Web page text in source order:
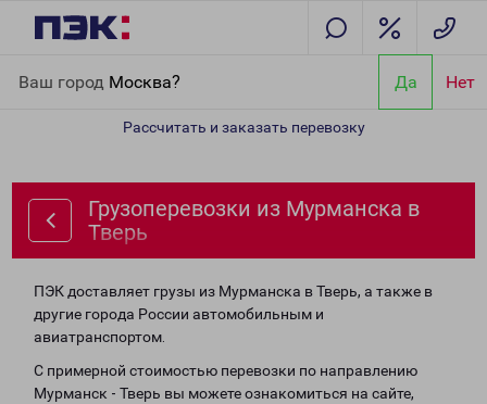
Ваш город Москва? Да Нет
Рассчитать и заказать перевозку
Грузоперевозки из Мурманска в
Тверь
ПЭК доставляет грузы из Мурманска в Тверь, а также в
другие города России автомобильным и
авиатранспортом.
С примерной стоимостью перевозки по направлению
Мурманск - Тверь вы можете ознакомиться на сайте,